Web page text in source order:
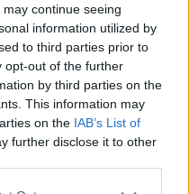
continue seeing
information utilized by
to third parties prior to
opt-out of the further
by third parties on the
This information may
on the IAB’s List of
further disclose it to other